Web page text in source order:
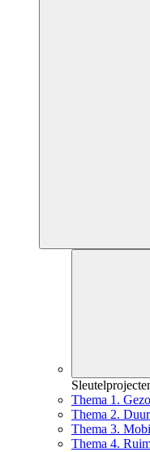
Thema 1.
Thema 2.
Thema 3.
Thema 4.